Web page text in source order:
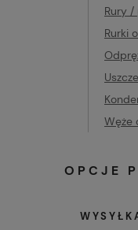
Rury /
Rurki
Węże
OPCJE